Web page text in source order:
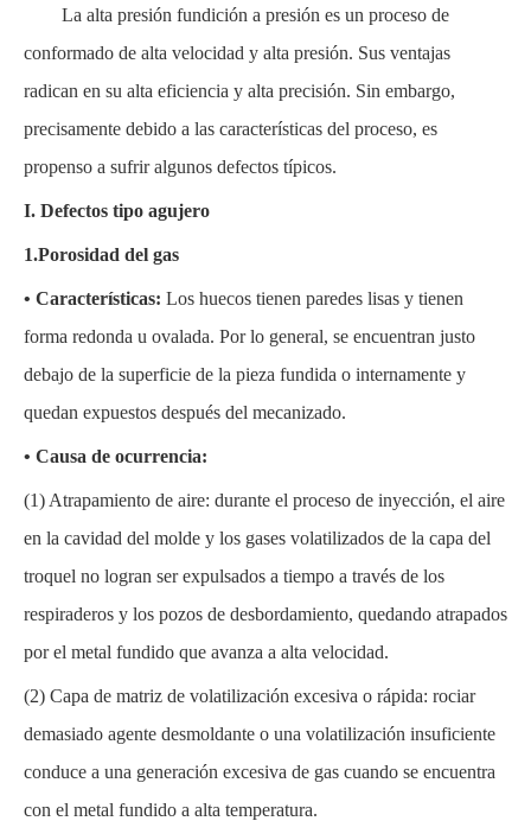
La alta presión fundición a presión es un proceso de
conformado de alta velocidad y alta presión. Sus ventajas
radican en su alta eficiencia y alta precisión. Sin embargo,
precisamente debido a las características del proceso, es
propenso a sufrir algunos defectos típicos.
I. Defectos tipo agujero
1.Porosidad del gas
• Características: Los huecos tienen paredes lisas y tienen
forma redonda u ovalada. Por lo general, se encuentran justo
debajo de la superficie de la pieza fundida o internamente y
quedan expuestos después del mecanizado.
• Causa de ocurrencia:
(1) Atrapamiento de aire: durante el proceso de inyección, el aire
en la cavidad del molde y los gases volatilizados de la capa del
troquel no logran ser expulsados ​​a tiempo a través de los
respiraderos y los pozos de desbordamiento, quedando atrapados
por el metal fundido que avanza a alta velocidad.
(2) Capa de matriz de volatilización excesiva o rápida: rociar
demasiado agente desmoldante o una volatilización insuficiente
conduce a una generación excesiva de gas cuando se encuentra
con el metal fundido a alta temperatura.